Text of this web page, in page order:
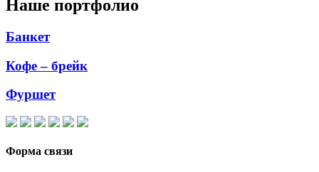
Наше портфолио
Банкет
Кофе – брейк
Фуршет
Форма связи